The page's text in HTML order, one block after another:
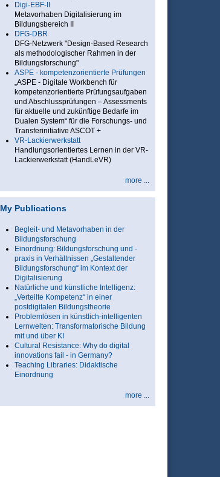
Digi-EBF-II
Metavorhaben Digitalisierung im
Bildungsbereich II
DFG-DBR
DFG-Netzwerk "Design-Based Research
als methodologischer Rahmen in der
Bildungsforschung"
ASPE - kompetenzorientierte Prüfungen
„ASPE - Digitale Workbench für
kompetenzorientierte Prüfungsaufgaben
und Abschlussprüfungen – Assessments
für aktuelle und zukünftige Bedarfe im
Dualen System“ für die Forschungs- und
Transferinitiative ASCOT +
VR-Lackierwerkstatt
Handlungsorientiertes Lernen in der VR-
Lackierwerkstatt (HandLeVR)
more ...
My Publications
Begleit- und Metavorhaben in der
Bildungsforschung
Einordnung: Bildungsforschung und -
praxis in Verhältnissen „Gestaltender
Bildungsforschung“ im Kontext der
Digitalisierung
Natürliche und künstliche Intelligenz:
„Verteilte Kompetenz“ in einer
postdigitalen Bildungstheorie
Problemlösen in künstlich-intelligenten
Lernwelten: Transformatorische Bildung
mit und über KI
Cultural Resistance: Why do digital
innovations fail - in Germany?
Teaching Libraries: Didaktische
Einordnung
more ...